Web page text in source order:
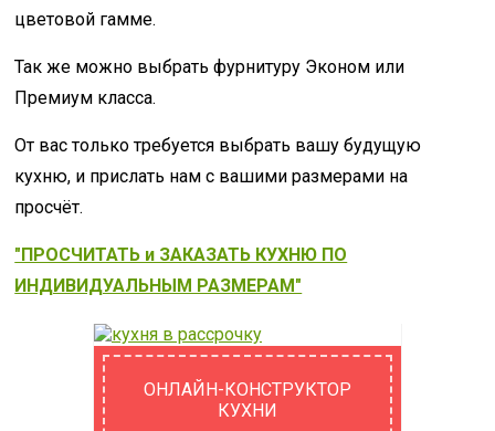
цветовой гамме.
Так же можно выбрать фурнитуру Эконом или
Премиум класса.
От вас только требуется выбрать вашу будущую
кухню, и прислать нам с вашими размерами на
просчёт.
"ПРОСЧИТАТЬ и ЗАКАЗАТЬ КУХНЮ ПО
ИНДИВИДУАЛЬНЫМ РАЗМЕРАМ"
ОНЛАЙН-КОНСТРУКТОР
КУХНИ